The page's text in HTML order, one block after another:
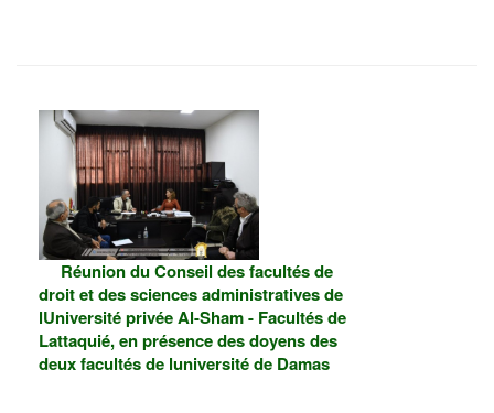
Réunion du Conseil des facultés de
droit et des sciences administratives de
lUniversité privée Al-Sham - Facultés de
Lattaquié, en présence des doyens des
deux facultés de luniversité de Damas